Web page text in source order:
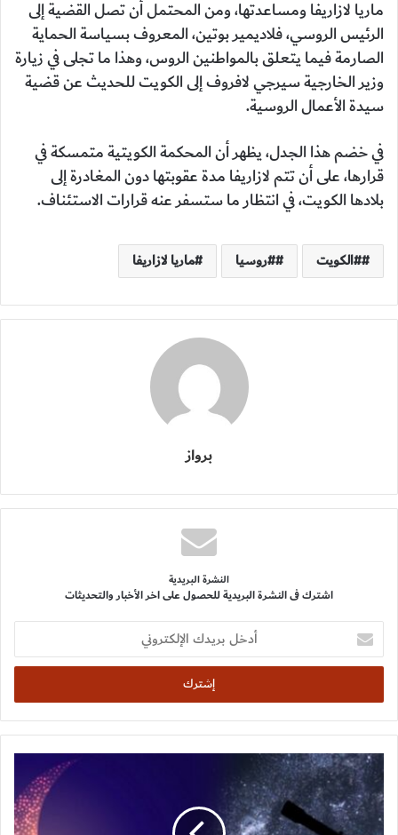
ماريا لازاريفا ومساعدتها، ومن المحتمل أن تصل القضية إلى
الرئيس الروسي، فلاديمير بوتين، المعروف بسياسة الحماية
الصارمة فيما يتعلق بالمواطنين الروس، وهذا ما تجلى في زيارة
وزير الخارجية سيرجي لافروف إلى الكويت للحديث عن قضية
سيدة الأعمال الروسية.
في خضم هذا الجدل، يظهر أن المحكمة الكويتية متمسكة في
قرارها، على أن تتم لازاريفا مدة عقوبتها دون المغادرة إلى
بلادها الكويت، في انتظار ما ستسفر عنه قرارات الاستئناف.
#الكويت #روسيا ماريا لازاريفا
برواز
النشرة البريدية
اشترك فى النشرة البريدية للحصول على اخر الأخبار والتحديثات
أدخل
بريدك
الإلكتروني